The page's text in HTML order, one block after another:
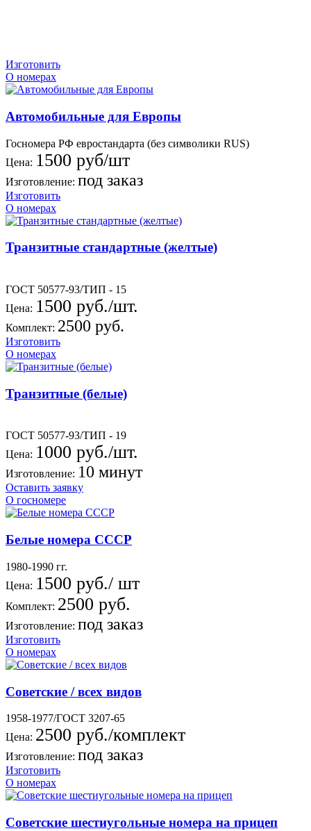
Изготовить
О номерах
Автомобильные для Европы
Госномера РФ евростандарта (без символики RUS)
Цена: 1500 руб/шт
Изготовление: под заказ
Изготовить
О номерах
Транзитные стандартные (желтые)
ГОСТ 50577-93/ТИП - 15
Цена: 1500 руб./шт.
Комплект: 2500 руб.
Изготовить
О номерах
Транзитные (белые)
ГОСТ 50577-93/ТИП - 19
Цена: 1000 руб./шт.
Изготовление: 10 минут
Оставить заявку
О госномере
Белые номера СССР
1980-1990 гг.
Цена: 1500 руб./ шт
Комплект: 2500 руб.
Изготовление: под заказ
Изготовить
О номерах
Советские / всех видов
1958-1977/ГОСТ 3207-65
Цена: 2500 руб./комплект
Изготовление: под заказ
Изготовить
О номерах
Советские шестиугольные номера на прицеп